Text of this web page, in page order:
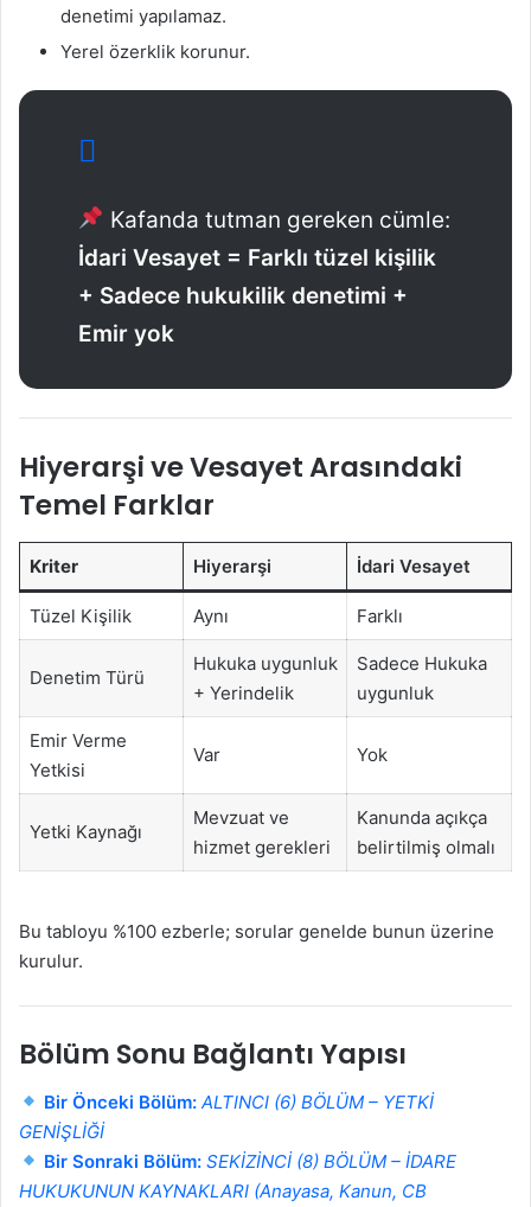
denetimi yapılamaz.
Yerel özerklik korunur.
Kafanda tutman gereken cümle:
İdari Vesayet = Farklı tüzel kişilik
+ Sadece hukukilik denetimi +
Emir yok
Hiyerarşi ve Vesayet Arasındaki
Temel Farklar
Kriter Hiyerarşi İdari Vesayet
Tüzel Kişilik Aynı Farklı
Denetim Türü
Hukuka uygunluk
+ Yerindelik
Sadece Hukuka
uygunluk
Emir Verme
Yetkisi
Var Yok
Yetki Kaynağı
Mevzuat ve
hizmet gerekleri
Kanunda açıkça
belirtilmiş olmalı
Bu tabloyu %100 ezberle; sorular genelde bunun üzerine
kurulur.
Bölüm Sonu Bağlantı Yapısı
Bir Önceki Bölüm: ALTINCI (6) BÖLÜM – YETKİ
GENİŞLİĞİ
Bir Sonraki Bölüm: SEKİZİNCİ (8) BÖLÜM – İDARE
HUKUKUNUN KAYNAKLARI (Anayasa, Kanun, CB